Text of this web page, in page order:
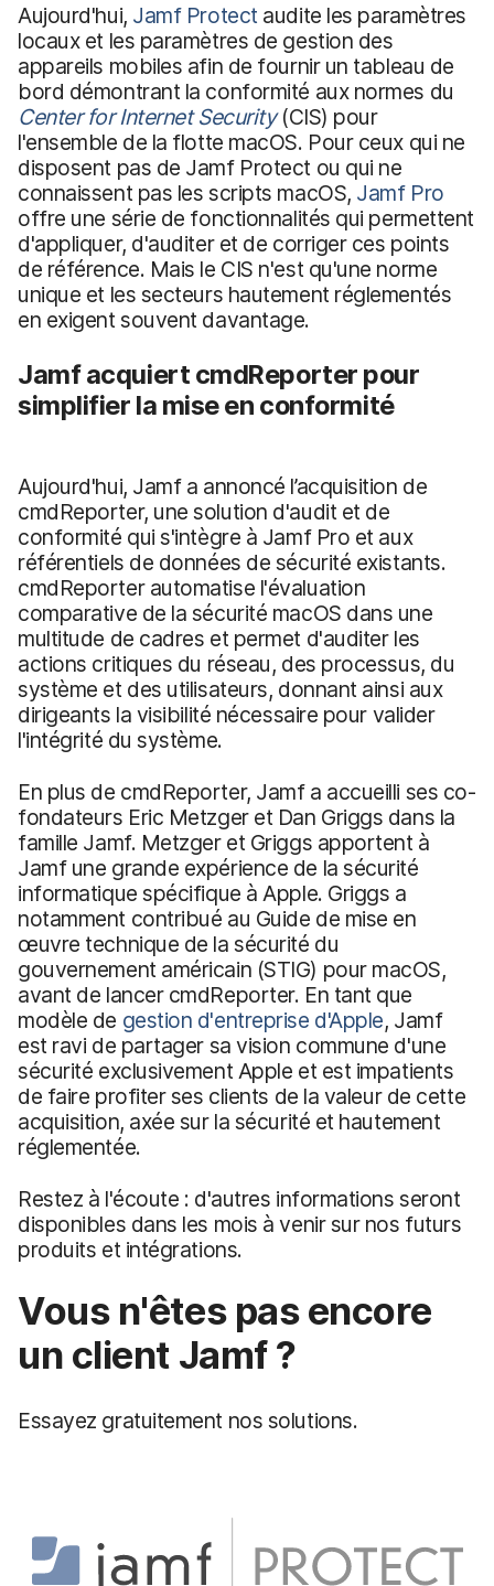
Aujourd'hui, Jamf Protect audite les paramètres
locaux et les paramètres de gestion des
appareils mobiles afin de fournir un tableau de
bord démontrant la conformité aux normes du
Center for Internet Security(CIS) pour
l'ensemble de la flotte macOS. Pour ceux qui ne
disposent pas de Jamf Protect ou qui ne
connaissent pas les scripts macOS, Jamf Pro
offre une série de fonctionnalités qui permettent
d'appliquer, d'auditer et de corriger ces points
de référence. Mais le CIS n'est qu'une norme
unique et les secteurs hautement réglementés
en exigent souvent davantage.
Jamf acquiert cmdReporter pour
simplifier la mise en conformité
Aujourd'hui, Jamf a annoncé l’acquisition de
cmdReporter, une solution d'audit et de
conformité qui s'intègre à Jamf Pro et aux
référentiels de données de sécurité existants.
cmdReporter automatise l'évaluation
comparative de la sécurité macOS dans une
multitude de cadres et permet d'auditer les
actions critiques du réseau, des processus, du
système et des utilisateurs, donnant ainsi aux
dirigeants la visibilité nécessaire pour valider
l'intégrité du système.
En plus de cmdReporter, Jamf a accueilli ses co-
fondateurs Eric Metzger et Dan Griggs dans la
famille Jamf. Metzger et Griggs apportent à
Jamf une grande expérience de la sécurité
informatique spécifique à Apple. Griggs a
notamment contribué au Guide de mise en
œuvre technique de la sécurité du
gouvernement américain (STIG) pour macOS,
avant de lancer cmdReporter. En tant que
modèle de gestion d'entreprise d'Apple, Jamf
est ravi de partager sa vision commune d'une
sécurité exclusivement Apple et est impatients
de faire profiter ses clients de la valeur de cette
acquisition, axée sur la sécurité et hautement
réglementée.
Restez à l'écoute : d'autres informations seront
disponibles dans les mois à venir sur nos futurs
produits et intégrations.
Vous n'êtes pas encore
un client Jamf ?
Essayez gratuitement nos solutions.